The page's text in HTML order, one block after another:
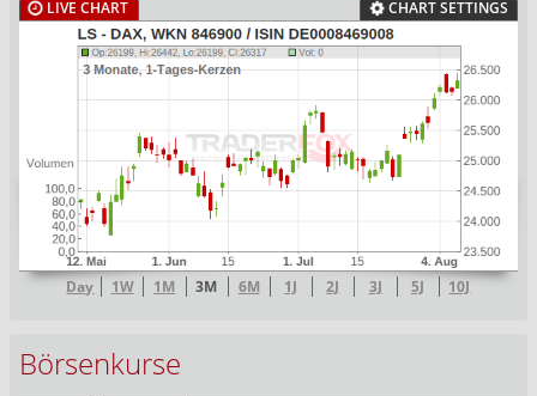
LIVE CHART CHART SETTINGS
Day 1W 1M 3M 6M 1J 2J 3J 5J 10J
Börsenkurse